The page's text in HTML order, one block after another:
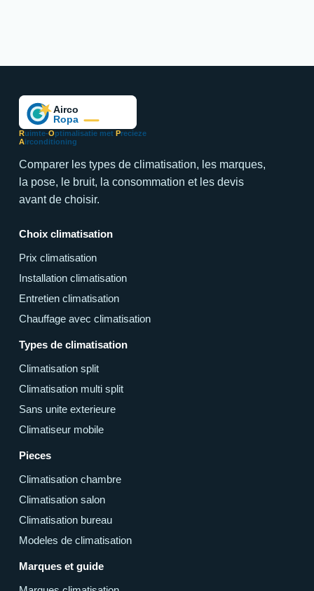
Ruimte-Optimalisatie met Precieze
Airconditioning
Comparer les types de climatisation, les marques,
la pose, le bruit, la consommation et les devis
avant de choisir.
Choix climatisation
Prix climatisation
Installation climatisation
Entretien climatisation
Chauffage avec climatisation
Types de climatisation
Climatisation split
Climatisation multi split
Sans unite exterieure
Climatiseur mobile
Pieces
Climatisation chambre
Climatisation salon
Climatisation bureau
Modeles de climatisation
Marques et guide